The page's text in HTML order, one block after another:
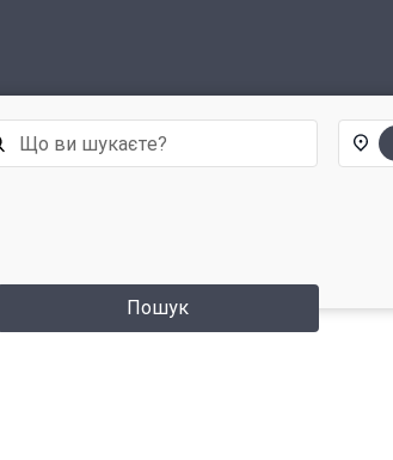
Пошук